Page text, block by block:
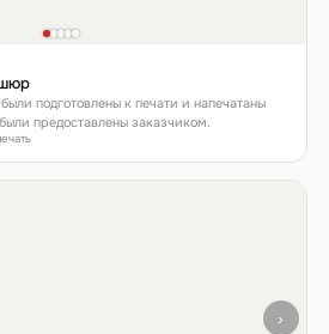
подготовлены к печати и напечатаны
предоставлены заказчиком.
›